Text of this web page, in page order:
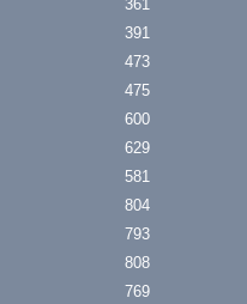
361
391
473
475
600
629
581
804
793
808
769